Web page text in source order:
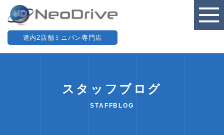
道内2店舗ミニバン専門店
スタッフブログ
STAFFBLOG